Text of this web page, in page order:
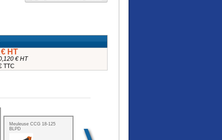
HT
€ HT
TTC
Meuleuse CCG 18-125
BLPD
Ah